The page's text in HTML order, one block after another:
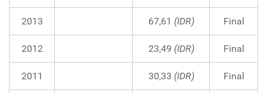
2013 67,61 (IDR) Final
2012 23,49 (IDR) Final
2011 30,33 (IDR) Final